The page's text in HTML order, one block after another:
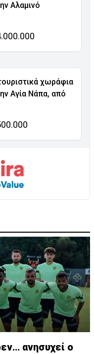
Αλαμινό
χωράφια
Αγία Νάπα, από
ανησυχεί ο